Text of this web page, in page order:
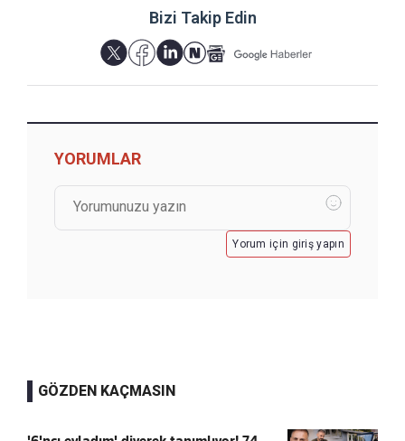
Bizi Takip Edin
YORUMLAR
Yorum için giriş yapın
GÖZDEN KAÇMASIN